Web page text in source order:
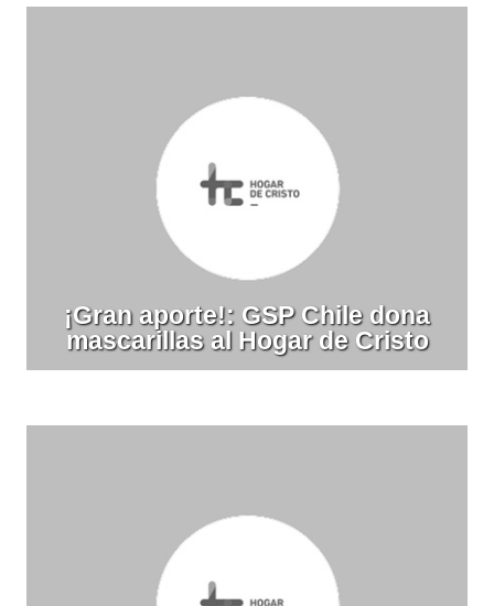
¡Gran aporte!: GSP Chile dona
mascarillas al Hogar de Cristo